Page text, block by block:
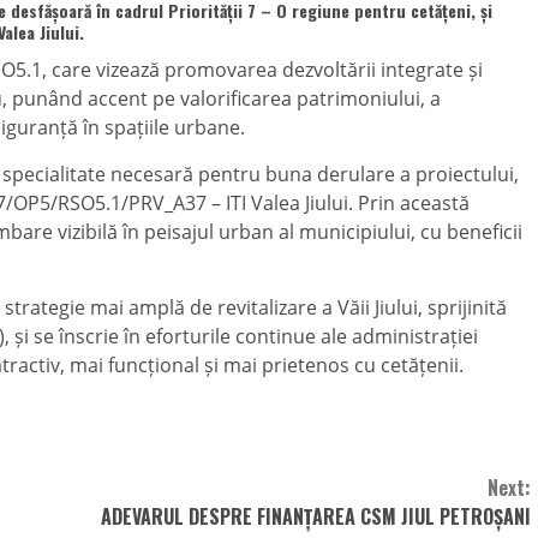
desfășoară în cadrul Priorității 7 – O regiune pentru cetățeni, și
Jiului.
care vizează promovarea dezvoltării integrate și
punând accent pe valorificarea patrimoniului, a
în spațiile urbane.
necesară pentru buna derulare a proiectului,
RSO5.1/PRV_A37 – ITI Valea Jiului. Prin această
vizibilă în peisajul urban al municipiului, cu beneficii
mai amplă de revitalizare a Văii Jiului, sprijinită
și se înscrie în eforturile continue ale administrației
mai funcțional și mai prietenos cu cetățenii.
Next:
ADEVARUL DESPRE FINANȚAREA CSM JIUL PETROȘANI